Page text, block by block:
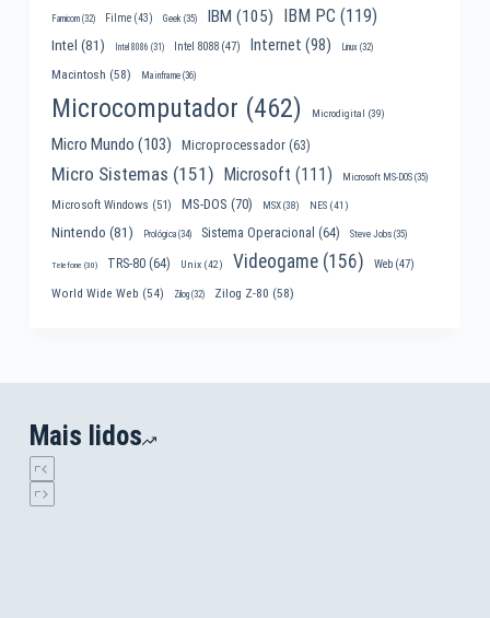
Famicom(32) Filme(43) Geek(35) IBM (105) IBM PC (119)
Intel (81) Intel 8086 (31) Intel 8088(47) Internet (98) Linux(32)
Macintosh (58) Mainframe(36)
Microcomputador (462) Microdigital (39)
Micro Mundo (103) Microprocessador(63)
Micro Sistemas (151) Microsoft (111) Microsoft MS-DOS(35)
Microsoft Windows (51) MS-DOS (70) MSX(38) NES(41)
Nintendo (81) Prológica(34) Sistema Operacional (64) Steve Jobs(35)
Telefone (30) TRS-80(64) Unix(42) Videogame(156) Web(47)
World Wide Web (54) Zilog(32) Zilog Z-80 (58)
Mais lidos